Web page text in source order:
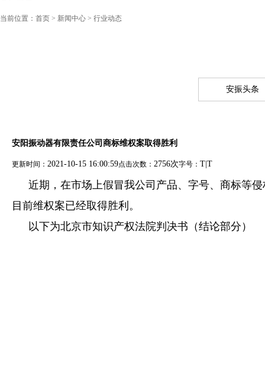
当前位置： 首页 > 新闻中心 > 行业动态
安振头条
安阳振动器有限责任公司商标维权案取得胜利
更新时间： 2021-10-15 16:00:59点击次数： 2756次字号： T T
近期，在市场上假冒我公司产品、字号、商标等
目前维权案已经取得胜利。
以下为北京市知识产权法院判决书（结论部分）